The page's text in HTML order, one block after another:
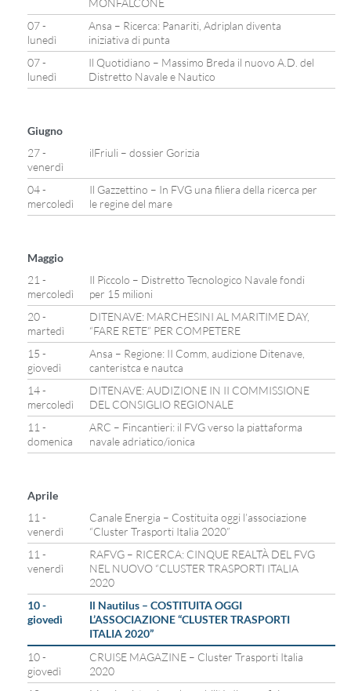
MONFALCONE
07 -
lunedì
Ansa – Ricerca: Panariti, Adriplan diventa
iniziativa di punta
07 -
lunedì
Il Quotidiano – Massimo Breda il nuovo A.D. del
Distretto Navale e Nautico
Giugno
27 -
venerdì
ilFriuli – dossier Gorizia
04 -
mercoledì
Il Gazzettino – In FVG una filiera della ricerca per
le regine del mare
Maggio
21 -
mercoledì
Il Piccolo – Distretto Tecnologico Navale fondi
per 15 milioni
20 -
martedì
DITENAVE: MARCHESINI AL MARITIME DAY,
“FARE RETE” PER COMPETERE
15 -
giovedì
Ansa – Regione: II Comm, audizione Ditenave,
canteristca e nautca
14 -
mercoledì
DITENAVE: AUDIZIONE IN II COMMISSIONE
DEL CONSIGLIO REGIONALE
11 -
domenica
ARC – Fincantieri: il FVG verso la piattaforma
navale adriatico/ionica
Aprile
11 -
venerdì
Canale Energia – Costituita oggi l’associazione
“Cluster Trasporti Italia 2020”
11 -
venerdì
RAFVG – RICERCA: CINQUE REALTÀ DEL FVG
NEL NUOVO “CLUSTER TRASPORTI ITALIA
2020
10 -
giovedì
Il Nautilus – COSTITUITA OGGI
L’ASSOCIAZIONE “CLUSTER TRASPORTI
ITALIA 2020”
10 -
giovedì
CRUISE MAGAZINE – Cluster Trasporti Italia
2020